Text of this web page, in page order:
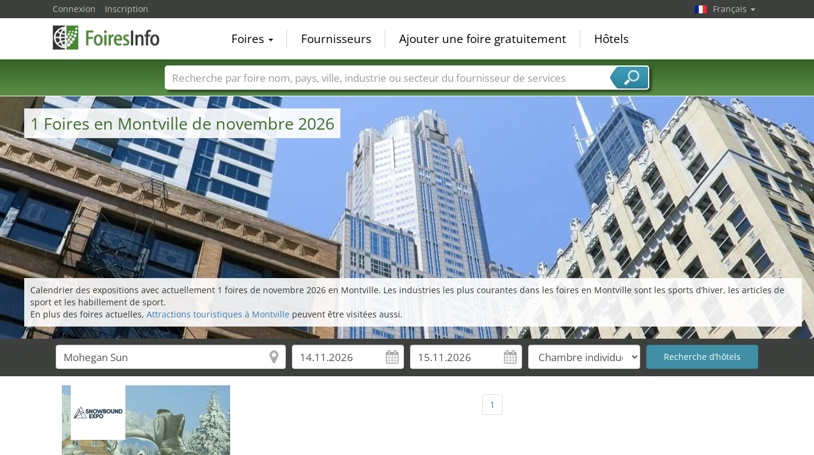
1 Foires en Montville de novembre 2026
Calendrier des expositions avec actuellement 1 foires de novembre 2026 en Montville. Les industries les plus courantes dans les foires en Montville sont les sports d’hiver, les articles de
sport et les habillement de sport.
En plus des foires actuelles, Attractions touristiques à Montville peuvent être visitées aussi.
1
Connexion Inscription Français
Foires Fournisseurs Ajouter une foire gratuitement Hôtels
Foire noms Pays Villes Secteurs de foire Secteurs du fournisseur de services